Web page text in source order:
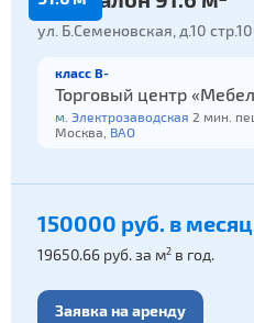
ул. Б.Семеновская, д.10 стр.10
класс B-
Торговый центр
м. Электрозаводская 2 мин.
Москва, ВАО
150000 руб. в
19650.66 руб. за м2 в год.
Заявка на аренду